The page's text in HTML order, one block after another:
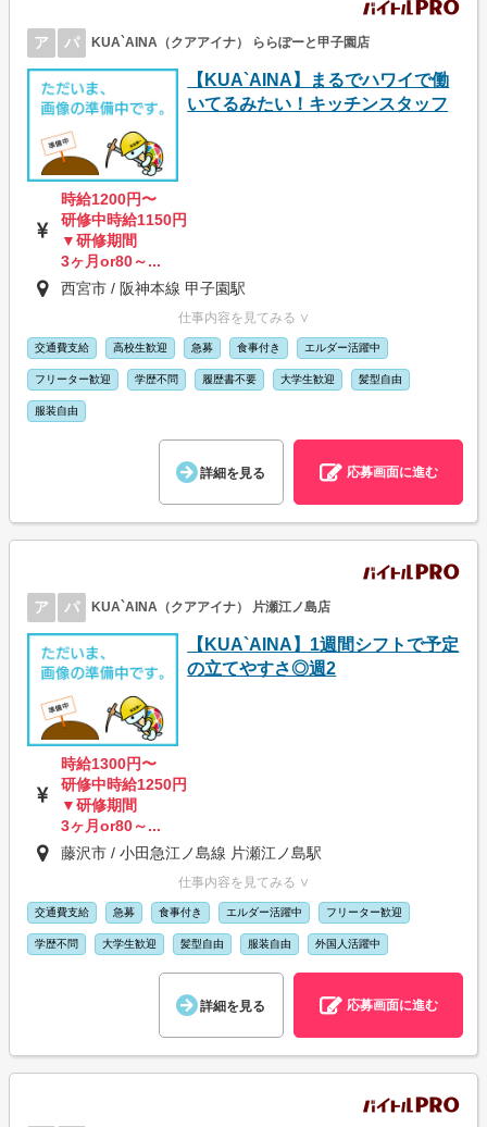
ア パ KUA`AINA（クアアイナ） ららぽーと甲子園店
【KUA`AINA】まるでハワイで働
いてるみたい！キッチンスタッフ
時給1200円〜
研修中時給1150円
▼研修期間
3ヶ月or80～...
西宮市 / 阪神本線 甲子園駅
仕事内容を見てみる ∨
交通費支給 高校生歓迎 急募 食事付き エルダー活躍中
フリーター歓迎 学歴不問 履歴書不要 大学生歓迎 髪型自由
服装自由
詳細を見る 応募画面に進む
ア パ KUA`AINA（クアアイナ） 片瀬江ノ島店
【KUA`AINA】1週間シフトで予定
の立てやすさ◎週2
時給1300円〜
研修中時給1250円
▼研修期間
3ヶ月or80～...
藤沢市 / 小田急江ノ島線 片瀬江ノ島駅
仕事内容を見てみる ∨
交通費支給 急募 食事付き エルダー活躍中 フリーター歓迎
学歴不問 大学生歓迎 髪型自由 服装自由 外国人活躍中
詳細を見る 応募画面に進む